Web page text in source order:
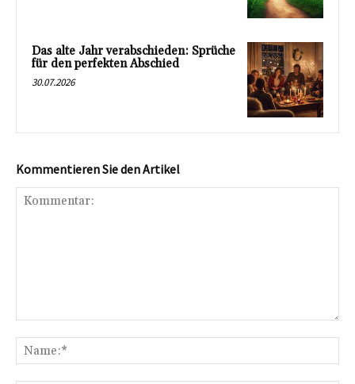
Das alte Jahr verabschieden: Sprüche
für den perfekten Abschied
30.07.2026
Kommentieren Sie den Artikel